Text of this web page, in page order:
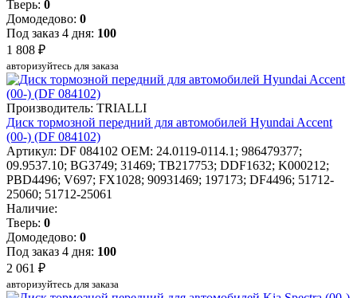
Тверь: 0
Домодедово: 0
Под заказ 4 дня: 100
1 808 ₽
авторизуйтесь для заказа
Производитель: TRIALLI
Диск тормозной передний для автомобилей Hyundai Accent
(00-) (DF 084102)
Артикул: DF 084102 OEM: 24.0119-0114.1; 986479377;
09.9537.10; BG3749; 31469; TB217753; DDF1632; K000212;
PBD4496; V697; FX1028; 90931469; 197173; DF4496; 51712-
25060; 51712-25061
Наличие:
Тверь: 0
Домодедово: 0
Под заказ 4 дня: 100
2 061 ₽
авторизуйтесь для заказа